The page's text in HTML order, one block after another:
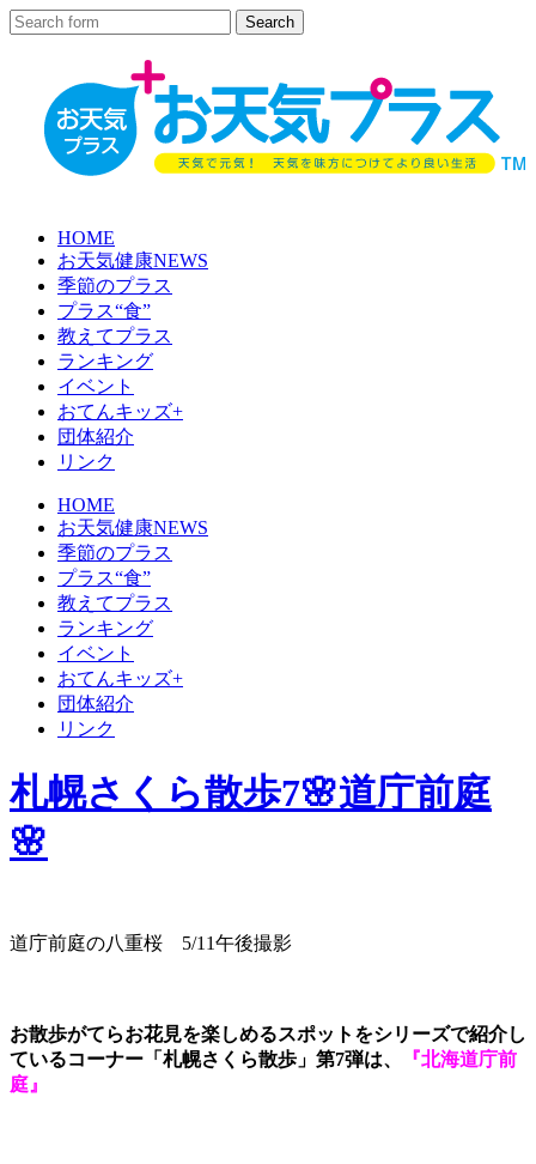
HOME
お天気健康NEWS
季節のプラス
プラス“食”
教えてプラス
ランキング
イベント
おてんキッズ+
団体紹介
リンク
HOME
お天気健康NEWS
季節のプラス
プラス“食”
教えてプラス
ランキング
イベント
おてんキッズ+
団体紹介
リンク
札幌さくら散歩7🌸道庁前庭
🌸
道庁前庭の八重桜 5/11午後撮影
お散歩がてらお花見を楽しめるスポットをシリーズで紹介し
ているコーナー「札幌さくら散歩」第7弾は、
『北海道庁前
庭』